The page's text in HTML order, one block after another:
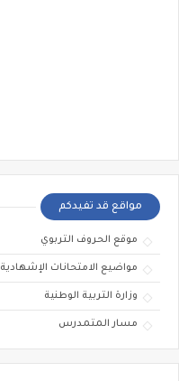
مواقع قد تفيدكم
موقع الحروف التربوي
مواضيع الامتحانات الإشهادية
وزارة التربية الوطنية
مسار المتمدرس